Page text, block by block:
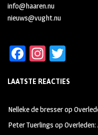
info@haaren.nu
nieuws@vught.nu
Fa
b
oo
k
In
ag
m
tt
LAATSTE REACTIES
Nelleke de bresserop
Peter Tuerlings op